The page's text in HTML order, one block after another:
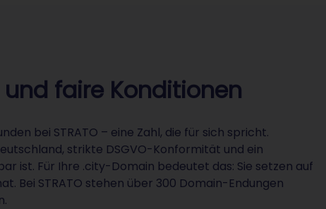
faire Konditionen
bei STRATO – eine Zahl, die für sich spricht.
strikte DSGVO-Konformität und ein
ist. Für Ihre .city-Domain bedeutet das: Sie setzen auf
Bei STRATO stehen über 300 Domain-Endungen